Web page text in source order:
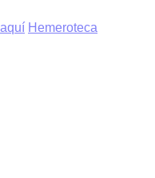
Hemeroteca